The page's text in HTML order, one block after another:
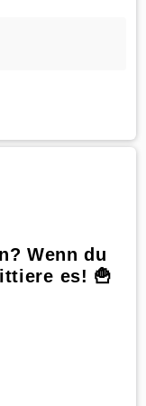
Wenn du
es! 🍟